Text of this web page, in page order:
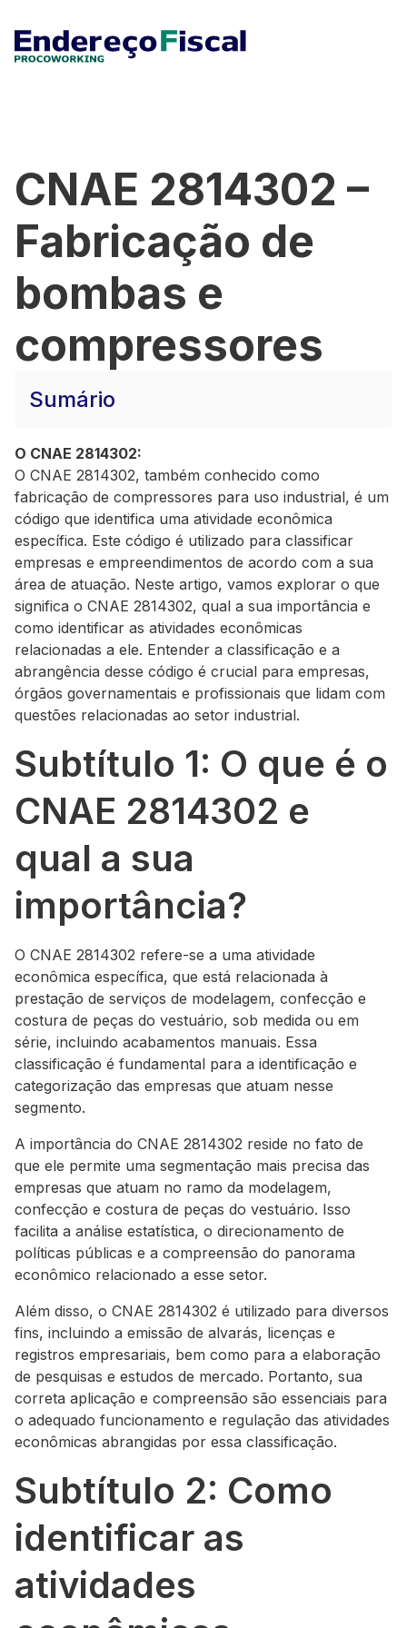
CNAE 2814302 –
Fabricação de
bombas e
compressores
Sumário
O CNAE 2814302:
O CNAE 2814302, também conhecido como
fabricação de compressores para uso industrial, é um
código que identifica uma atividade econômica
específica. Este código é utilizado para classificar
empresas e empreendimentos de acordo com a sua
área de atuação. Neste artigo, vamos explorar o que
significa o CNAE 2814302, qual a sua importância e
como identificar as atividades econômicas
relacionadas a ele. Entender a classificação e a
abrangência desse código é crucial para empresas,
órgãos governamentais e profissionais que lidam com
questões relacionadas ao setor industrial.
Subtítulo 1: O que é o
CNAE 2814302 e
qual a sua
importância?
O CNAE 2814302 refere-se a uma atividade
econômica específica, que está relacionada à
prestação de serviços de modelagem, confecção e
costura de peças do vestuário, sob medida ou em
série, incluindo acabamentos manuais. Essa
classificação é fundamental para a identificação e
categorização das empresas que atuam nesse
segmento.
A importância do CNAE 2814302 reside no fato de
que ele permite uma segmentação mais precisa das
empresas que atuam no ramo da modelagem,
confecção e costura de peças do vestuário. Isso
facilita a análise estatística, o direcionamento de
políticas públicas e a compreensão do panorama
econômico relacionado a esse setor.
Além disso, o CNAE 2814302 é utilizado para diversos
fins, incluindo a emissão de alvarás, licenças e
registros empresariais, bem como para a elaboração
de pesquisas e estudos de mercado. Portanto, sua
correta aplicação e compreensão são essenciais para
o adequado funcionamento e regulação das atividades
econômicas abrangidas por essa classificação.
Subtítulo 2: Como
identificar as
atividades